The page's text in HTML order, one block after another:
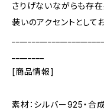
さりげないながらも存
装いのアクセントとして
[商品情報]
素材：シルバー925・合